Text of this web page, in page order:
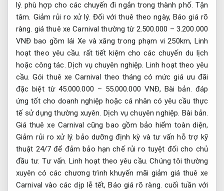
lý. phù hợp cho các chuyến đi ngắn trong thành phố. Tận
tâm. Giảm rủi ro xử lý. Đối với thuê theo ngày, Báo giá rõ
ràng. giá thuê xe Carnival thường từ 2.500.000 – 3.200.000
VNĐ bao gồm lái Xe và xăng trong phạm vi 250km, Linh
hoạt theo yêu cầu. rất tiết kiệm cho các chuyến du lịch
hoặc công tác. Dịch vụ chuyên nghiệp. Linh hoạt theo yêu
cầu. Gói thuê xe Carnival theo tháng có mức giá ưu đãi
đặc biệt từ 45.000.000 – 55.000.000 VNĐ,Bài bản. đáp
ứng tốt cho doanh nghiệp hoặc cá nhân có yêu cầu thực
tế sử dụng thường xuyên. Dịch vụ chuyên nghiệp. Bài bản.
Giá thuê xe Carnival cũng bao gồm bảo hiểm toàn diện,
Giảm rủi ro xử lý. bảo dưỡng định kỳ và tư vấn hỗ trợ kỹ
thuật 24/7 để đảm bảo hạn chế rủi ro tuyệt đối cho chủ
đầu tư. Tư vấn. Linh hoạt theo yêu cầu. Chúng tôi thường
xuyên có các chương trình khuyến mãi giảm giá thuê xe
Carnival vào các dịp lễ tết,Báo giá rõ ràng. cuối tuần với